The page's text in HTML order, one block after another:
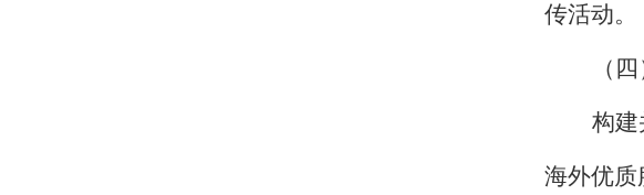
传活动。
（四
构建
海外优质